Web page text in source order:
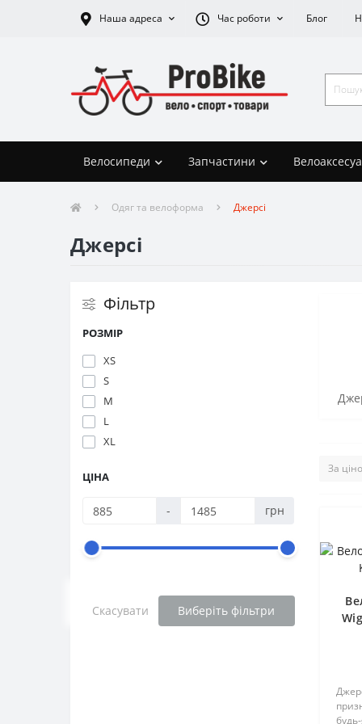
Наша адреса Час роботи Блог
Велосипеди Запчастини
Одяг та велоформа Джерсі
Джерсі
Фільтр
РОЗМІР
XS
S
M
L
XL
ЦІНА
- грн
Скасувати Виберіть фільтри